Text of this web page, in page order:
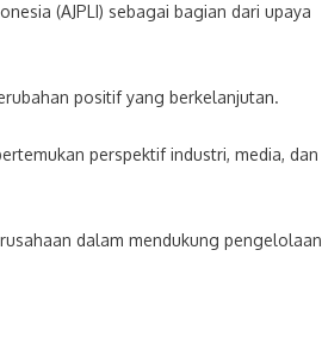
(AJPLI) sebagai bagian dari upaya
positif yang berkelanjutan.
perspektif industri, media, dan
dalam mendukung pengelolaan